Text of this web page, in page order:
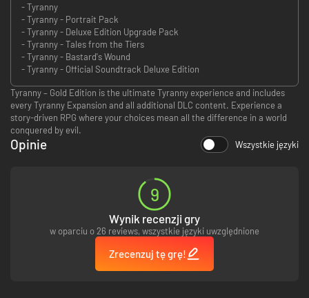
- Tyranny
- Tyranny - Portrait Pack
- Tyranny - Deluxe Edition Upgrade Pack
- Tyranny - Tales from the Tiers
- Tyranny - Bastard's Wound
- Tyranny - Official Soundtrack Deluxe Edition
Tyranny – Gold Edition is the ultimate Tyranny experience and includes
every Tyranny Expansion and all additional DLC content. Experience a
story-driven RPG where your choices mean all the difference in a world
conquered by evil.
Opinie Wszystkie języki
9
Wynik recenzji gry
w oparciu o 26 reviews, wszystkie języki uwzględnione
Zrecenzuj tę grę!